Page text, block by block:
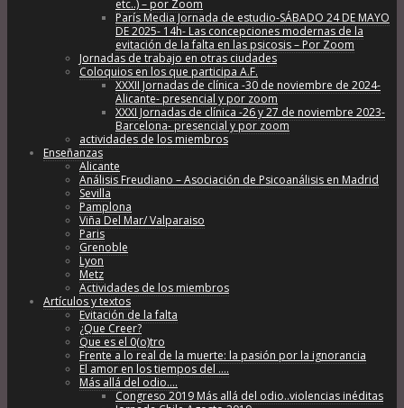
etc..) – por Zoom
París Media Jornada de estudio-SÁBADO 24 DE MAYO
DE 2025- 14h- Las concepciones modernas de la
evitación de la falta en las psicosis – Por Zoom
Jornadas de trabajo en otras ciudades
Coloquios en los que participa A.F.
XXXII Jornadas de clínica -30 de noviembre de 2024-
Alicante- presencial y por zoom
XXXI Jornadas de clínica -26 y 27 de noviembre 2023-
Barcelona- presencial y por zoom
actividades de los miembros
Enseñanzas
Alicante
Análisis Freudiano – Asociación de Psicoanálisis en Madrid
Sevilla
Pamplona
Viña Del Mar/ Valparaiso
Paris
Grenoble
Lyon
Metz
Actividades de los miembros
Artículos y textos
Evitación de la falta
¿Que Creer?
Que es el 0(o)tro
Frente a lo real de la muerte: la pasión por la ignorancia
El amor en los tiempos del ….
Más allá del odio….
Congreso 2019 Más allá del odio..violencias inéditas